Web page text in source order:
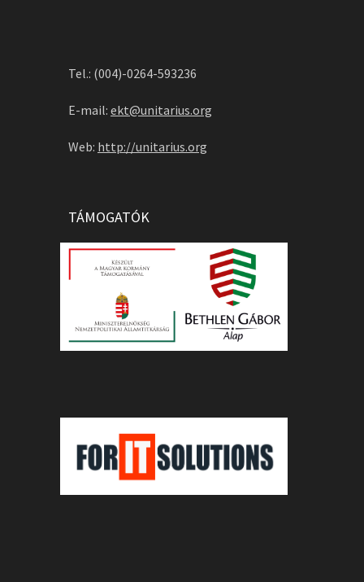
Tel.: (004)-0264-593236
E-mail: ekt@unitarius.org
Web: http://unitarius.org
TÁMOGATÓK